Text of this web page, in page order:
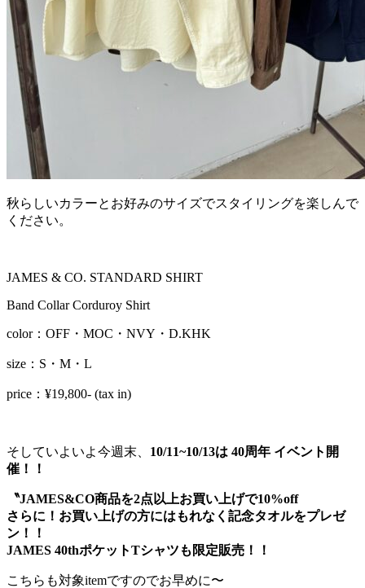
秋らしいカラーとお好みのサイズでスタイリングを楽しんで
ください。
JAMES & CO. STANDARD SHIRT
Band Collar Corduroy Shirt
color：OFF・MOC・NVY・D.KHK
size：S・M・L
price：¥19,800- (tax in)
そしていよいよ今週末、 10/11~10/13は 40周年 イベント 開
催！！
〝JAMES&CO商品を2点以上お買い上げで10%off
さらに！お買い上げの方にはもれなく記念タオルをプレゼ
ン！！
JAMES 40thポケットTシャツも限定販売！！
こちらも対象itemですのでお早めに〜